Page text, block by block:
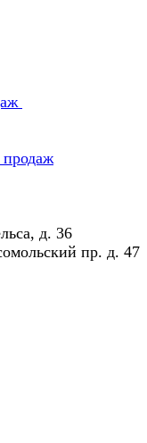
д. 36
пр. д. 47